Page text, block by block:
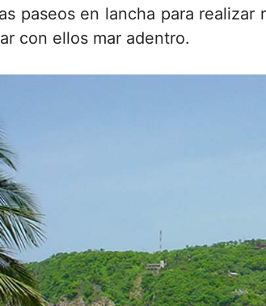
paseos en lancha para
con ellos mar adentro.